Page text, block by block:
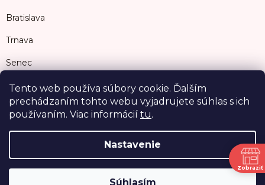
Tento web používa súbory cookie. Ďalším
prechádzaním tohto webu vyjadrujete súhlas s ich
používaním. Viac informácií tu.
Nastavenie
Súhlasím
Bratislava
Trnava
Senec
Šamorín
Malacky
Copyright 2026Cukrari.sk
vyhradené.
Zobraziť